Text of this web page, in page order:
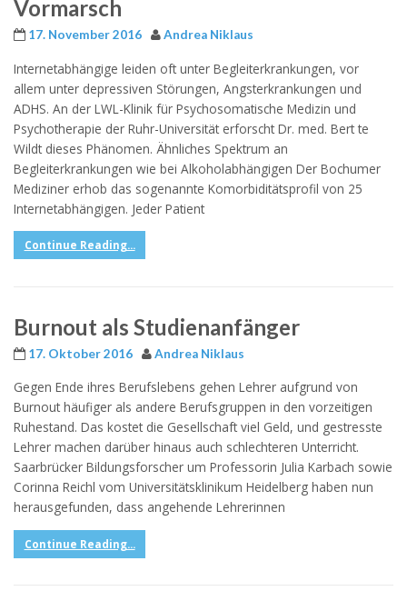
Vormarsch
17. November 2016 Andrea Niklaus
Internetabhängige leiden oft unter Begleiterkrankungen, vor
allem unter depressiven Störungen, Angsterkrankungen und
ADHS. An der LWL-Klinik für Psychosomatische Medizin und
Psychotherapie der Ruhr-Universität erforscht Dr. med. Bert te
Wildt dieses Phänomen. Ähnliches Spektrum an
Begleiterkrankungen wie bei Alkoholabhängigen Der Bochumer
Mediziner erhob das sogenannte Komorbiditätsprofil von 25
Internetabhängigen. Jeder Patient
Continue Reading...
Burnout als Studienanfänger
17. Oktober 2016 Andrea Niklaus
Gegen Ende ihres Berufslebens gehen Lehrer aufgrund von
Burnout häufiger als andere Berufsgruppen in den vorzeitigen
Ruhestand. Das kostet die Gesellschaft viel Geld, und gestresste
Lehrer machen darüber hinaus auch schlechteren Unterricht.
Saarbrücker Bildungsforscher um Professorin Julia Karbach sowie
Corinna Reichl vom Universitätsklinikum Heidelberg haben nun
herausgefunden, dass angehende Lehrerinnen
Continue Reading...